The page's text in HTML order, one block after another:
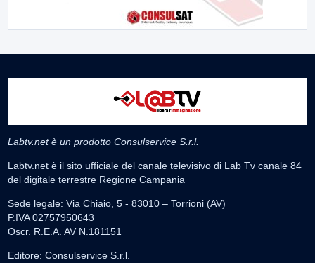
Labtv.net è un prodotto Consulservice S.r.l.
Labtv.net è il sito ufficiale del canale televisivo di Lab Tv canale 84
del digitale terrestre Regione Campania
Sede legale: Via Chiaio, 5 - 83010 – Torrioni (AV)
P.IVA 02757950643
Oscr. R.E.A. AV N.181151
Editore: Consulservice S.r.l.